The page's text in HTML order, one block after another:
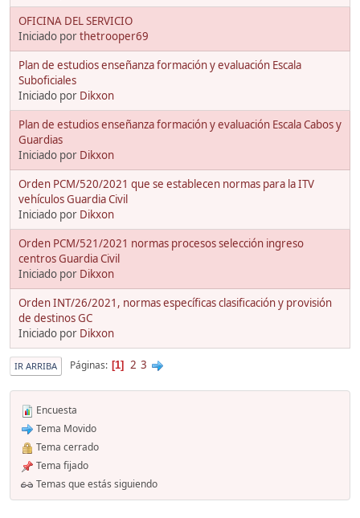
OFICINA DEL SERVICIO
Iniciado porthetrooper69
Plan de estudios enseñanza formación y evaluación Escala
Suboficiales
Iniciado por Dikxon
Plan de estudios enseñanza formación y evaluación Escala Cabos y
Guardias
Iniciado por Dikxon
Orden PCM/520/2021 que se establecen normas para la ITV
vehículos Guardia Civil
Iniciado por Dikxon
Orden PCM/521/2021 normas procesos selección ingreso
centros Guardia Civil
Iniciado por Dikxon
Orden INT/26/2021, normas específicas clasificación y provisión
de destinos GC
Iniciado por Dikxon
IR ARRIBA Páginas 1 2 3
Encuesta
Tema Movido
Tema cerrado
Tema fijado
Temas que estás siguiendo